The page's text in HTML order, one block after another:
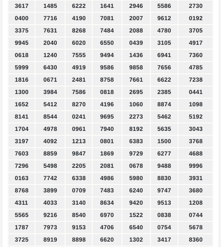
3617
1485 6222 1641 2946 5586
2730
0400
7716 4190 7081 2007 9612
0192
3375
7631 8268 7484 2088 4780
3705
9945
2040 6020 6550 0439 3105
4917
0618
1240 7555 9494 1436 6941
7360
5999
6430 4919 9586 9858 7656
4785
1816
0671 2481 8758 7661 6622
7238
1300
3984 7586 0818 2695 2385
0441
1652
5412 8270 4196 1060 8874
1098
8141
8544 0241 9695 2273 5462
5192
1704
4978 0961 7940 8192 5635
3043
3197
4092 1213 0801 6383 1500
3768
7603
8859 9847 1869 9729 6277
4688
7296
5498 2205 2081 0678 9488
9996
0163
7742 6338 4986 5980 8830
3931
8768
3899 0709 7483 6240 9747
3680
4311
4033 3140 8634 9420 9513
1208
5565
9216 8540 6970 1522 0838
0744
1787
7973 9153 4706 6540 0754
5678
3725
8919 8898 6620 1302 3417
8360